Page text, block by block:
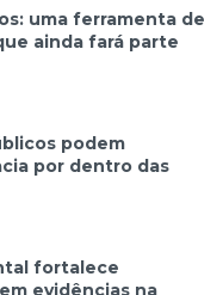
uma ferramenta de
ainda fará parte
podem
por dentro das
fortalece
evidências na